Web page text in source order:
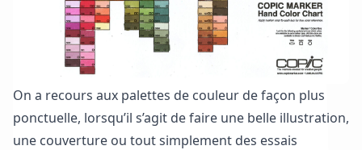
On a recours aux palettes de couleur de façon plus
ponctuelle, lorsqu’il s’agit de faire une belle illustration,
une couverture ou tout simplement des essais